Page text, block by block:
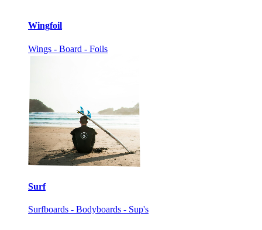
Wingfoil
Wings - Board - Foils
Surf
Surfboards - Bodyboards - Sup's